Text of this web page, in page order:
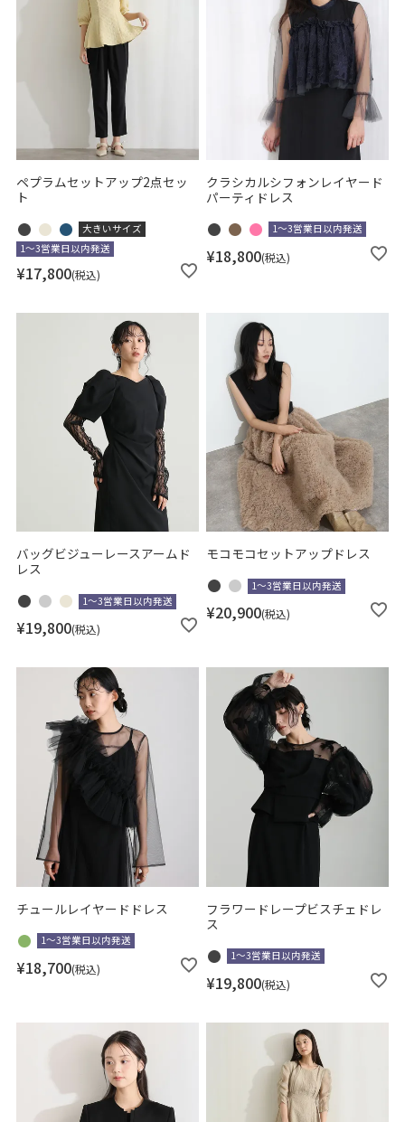
ペプラムセットアップ2点セッ
ト
大きいサイズ
1～3営業日以内発送
¥17,800 税込
クラシカルシフォンレイヤード
パーティドレス
1～3営業日以内発送
¥18,800 税込
バッグビジューレースアームド
レス
1～3営業日以内発送
¥19,800 税込
モコモコセットアップドレス
1～3営業日以内発送
¥20,900 税込
チュールレイヤードドレス
1～3営業日以内発送
¥18,700 税込
フラワードレープビスチェドレ
ス
1～3営業日以内発送
¥19,800 税込